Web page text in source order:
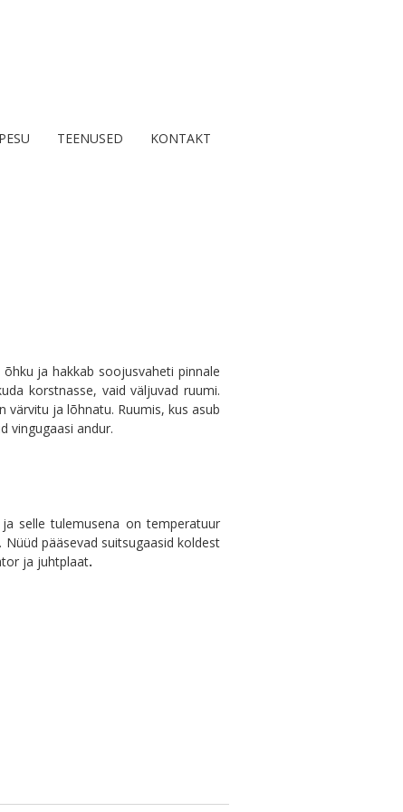
TEENUSED KONTAKT
ja hakkab soojusvaheti pinnale
korstnasse, vaid väljuvad ruumi.
värvitu ja lõhnatu. Ruumis, kus asub
vingugaasi andur.
selle tulemusena on temperatuur
pääsevad suitsugaasid koldest
ja juhtplaat.